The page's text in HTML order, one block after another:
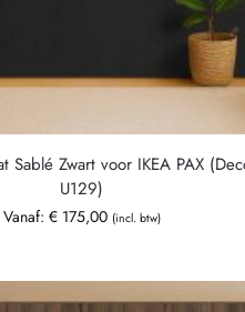
Sablé Zwart voor IKEA PAX
U129)
Vanaf: €175,00 (incl. btw)